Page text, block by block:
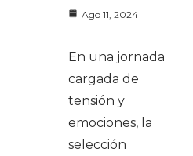
Ago 11, 2024
En una jornada
cargada de
tensión y
emociones, la
selección